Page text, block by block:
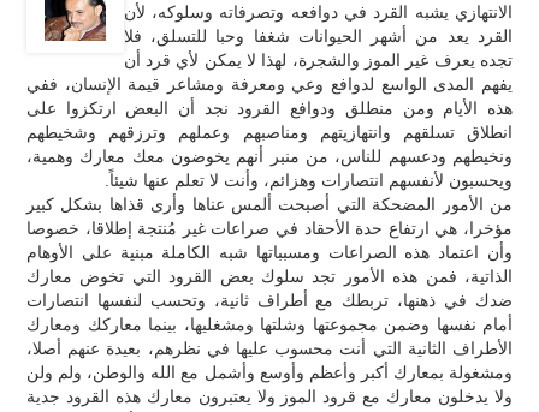
الانتهازي يشبه القرد في دوافعه وتصرفاته وسلوكه، لأن
القرد يعد من أشهر الحيوانات شغفا وحبا للتسلق، فلا
تجده يعرف غير الموز والشجرة، لهذا لا يمكن لأي قرد أن
يفهم المدى الواسع لدوافع وعي ومعرفة ومشاعر قيمة الإنسان، ففي
هذه الأيام ومن منطلق ودوافع القرود نجد أن البعض ارتكزوا على
انطلاق تسلقهم وانتهازيتهم ومناصبهم وعملهم وترزقهم وشخيطهم
ونخيطهم ودعسهم للناس، من منبر أنهم يخوضون معك معارك وهمية،
ويحسبون لأنفسهم انتصارات وهزائم، وأنت لا تعلم عنها شيئاً.
من الأمور المضحكة التي أصبحت ألمس عناها وأرى قذاها بشكل كبير
مؤخرا، هي ارتفاع حدة الأحقاد في صراعات غير مُنتجة إطلاقا، خصوصا
وأن اعتماد هذه الصراعات ومسبباتها شبه الكاملة مبنية على الأوهام
الذاتية، فمن هذه الأمور تجد سلوك بعض القرود التي تخوض معارك
ضدك في ذهنها، تربطك مع أطراف ثانية، وتحسب لنفسها انتصارات
أمام نفسها وضمن مجموعتها وشلتها ومشغليها، بينما معاركك ومعارك
الأطراف الثانية التي أنت محسوب عليها في نظرهم، بعيدة عنهم أصلا،
ومشغولة بمعارك أكبر وأعظم وأوسع وأشمل مع الله والوطن، ولم ولن
ولا يدخلون معارك مع قرود الموز ولا يعتبرون معارك هذه القرود جدية